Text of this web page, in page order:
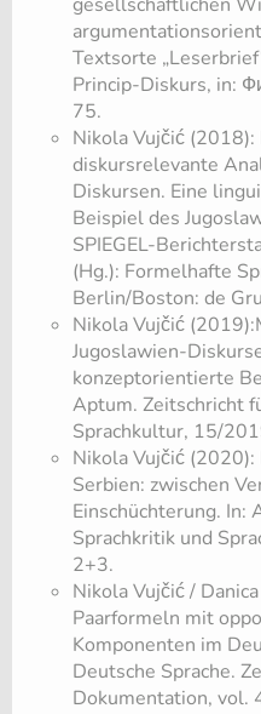
Textsorte
Princip-Diskurs, in:
75.
Nikola Vujčić (2018):
diskursrelevante
Diskursen. Eine
Beispiel des
SPIEGEL-
(Hg.): Formelhafte
Berlin/Boston: de
Nikola Vujčić
Jugoslawien-
konzeptorientierte
Aptum. Zeitschricht
Sprachkultur, 15/
Nikola Vujčić
Serbien: zwischen
Einschüchterung. In:
Sprachkritik und
2+3.
Nikola Vujčić /
Paarformeln mit
Komponenten im
Deutsche Sprache.
Dokumentation, vol.